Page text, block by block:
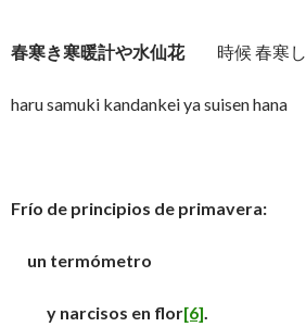
春寒き寒暖計や水仙花時候 春寒し
haru samuki kandankei ya suisen hana
Frío de principios de primavera:
un termómetro
y narcisos en flor[6].